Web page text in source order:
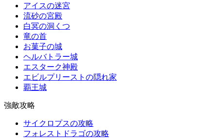
アイスの迷宮
流砂の宮殿
白冥の洞くつ
竜の首
お菓子の城
ヘルバトラー城
エスターク神殿
エビルプリーストの隠れ家
覇王城
強敵攻略
サイクロプスの攻略
フォレストドラゴの攻略